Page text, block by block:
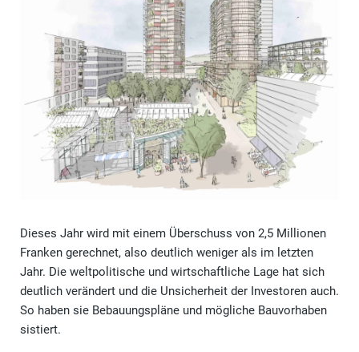
Dieses Jahr wird mit einem Überschuss von 2,5 Millionen
Franken gerechnet, also deutlich weniger als im letzten
Jahr. Die weltpolitische und wirtschaftliche Lage hat sich
deutlich verändert und die Unsicherheit der Investoren auch.
So haben sie Bebauungspläne und mögliche Bauvorhaben
sistiert.